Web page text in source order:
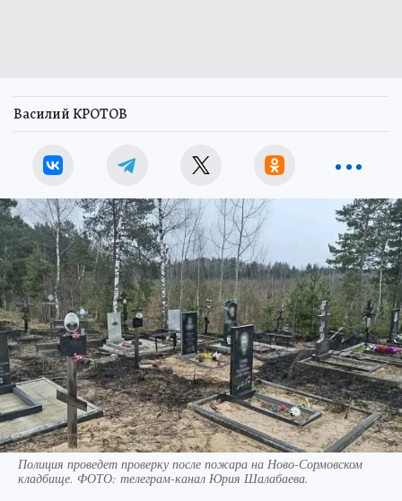
Василий КРОТОВ
Полиция проведет проверку после пожара на Ново-Сормовском
кладбище. ФОТО: телеграм-канал Юрия Шалабаева.